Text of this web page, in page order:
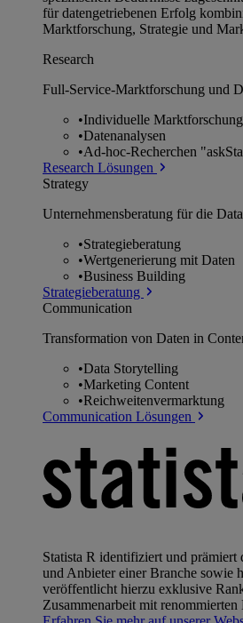
für datengetriebenen Erfolg
Marktforschung, Strategie und
Research
Full-Service-Marktforschung und
•Individuelle Marktforschung
•Datenanalysen
•Ad-hoc-Recherchen
Research Lösungen
Strategy
Unternehmens­beratung für die
•Strategieberatung
•Wertgenerierung mit Daten
•Business Building
Strategieberatung
Communication
Transformation von Daten in
•Data Storytelling
•Marketing Content
•Reichweitenvermarktung
Communication Lösungen
Statista R identifiziert und prämiert
und Anbieter einer Branche sowie
veröffentlicht hierzu exklusive
Zusammenarbeit mit